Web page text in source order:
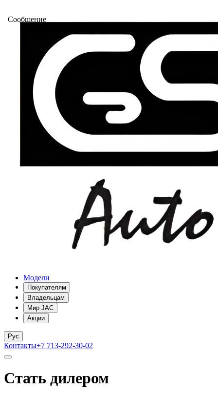
Модели
Покупателям
Владельцам
Мир JAC
Акции
Рус
Контакты+7 713-292-30-02
Стать дилером
Сообщение